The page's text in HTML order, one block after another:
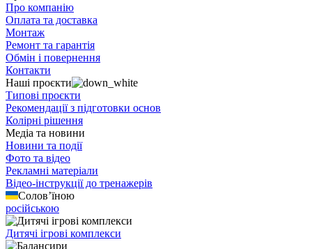
Про компанію
Оплата та доставка
Монтаж
Ремонт та гарантія
Обмін і повернення
Контакти
Наші проєкти
Типові проєкти
Рекомендації з підготовки основ
Колірні рішення
Медіа та новини
Новини та події
Фото та відео
Рекламні матеріали
Відео-інструкції до тренажерів
Солов’їною
російською
Дитячі ігрові комплекси